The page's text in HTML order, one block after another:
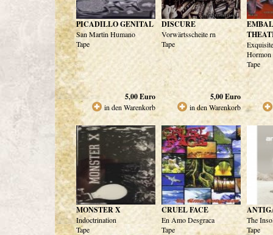
PICADILLO GENITAL
San Martin Humano
Tape
5,00Euro
in den Warenkorb
DISCURE
Vorwärtsscheite rn
Tape
5,00Euro
in den Warenkorb
Hormon
Tape
MONSTER X
Indoctrination
Tape
CRUEL FACE
En Amo Desgraca
Tape
The
Tape